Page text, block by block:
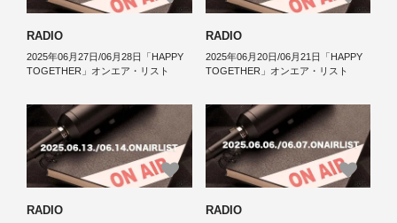
RADIO
2025年06月27日/06月28日「HAPPY
TOGETHER」オンエア・リスト
RADIO
2025年06月20日/06月21日「HAPPY
TOGETHER」オンエア・リスト
RADIO RADIO